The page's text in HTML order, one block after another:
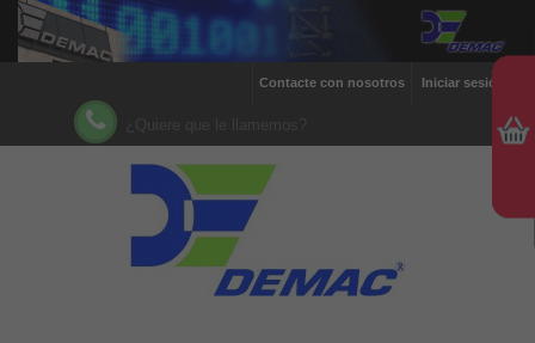
Iniciar sesión
Contacte con nosotros